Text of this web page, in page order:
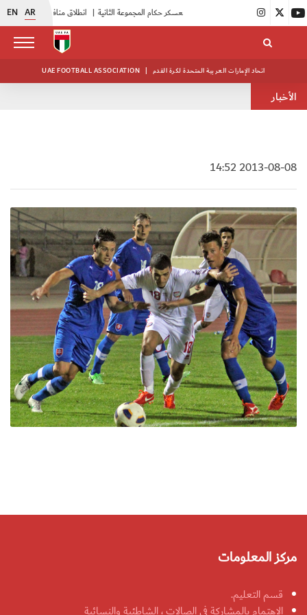
EN AR |
UAE FOOTBALL ASSOCIATION | اتحاد الإمارات العربية المتحدة لكرة القدم
الأخبار
2013-08-08 14:52
مركز المعلومات
قسم التعليم.
الاهتمام بالمشاركة في الصالات ، الشاطئية والنسائية